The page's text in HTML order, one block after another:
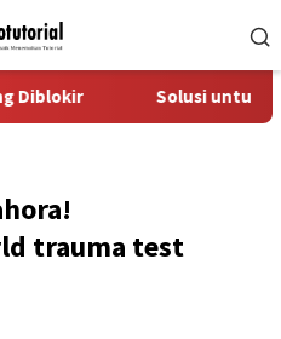
Solusi untuk Akun
trauma test